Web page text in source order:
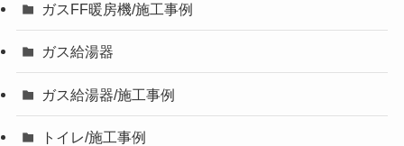
ガスFF暖房機/施工事例
ガス給湯器
ガス給湯器/施工事例
トイレ/施工事例